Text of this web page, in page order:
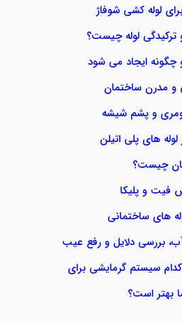
لوله کشی شوفاژ
ترکیدگی لوله چیست؟
ایجاد می شود
و مدرن ساختمان
و پشم شیشه
های پلی اتیلن
چیست؟
فیت و پلیکا
های ساختمانی
بررسی دلایل و رفع عیب
سیستم گرمایشی برای
بهتر است؟